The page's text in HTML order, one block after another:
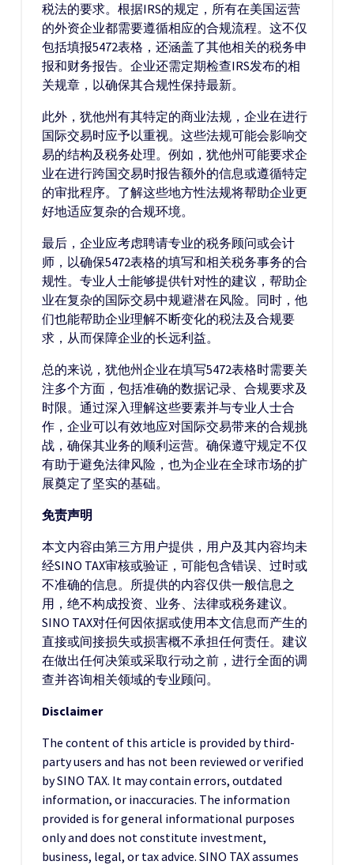
税法的要求。根据IRS的规定，所有在美国运营
的外资企业都需要遵循相应的合规流程。这不仅
包括填报5472表格，还涵盖了其他相关的税务申
报和财务报告。企业还需定期检查IRS发布的相
关规章，以确保其合规性保持最新。
此外，犹他州有其特定的商业法规，企业在进行
国际交易时应予以重视。这些法规可能会影响交
易的结构及税务处理。例如，犹他州可能要求企
业在进行跨国交易时报告额外的信息或遵循特定
的审批程序。了解这些地方性法规将帮助企业更
好地适应复杂的合规环境。
最后，企业应考虑聘请专业的税务顾问或会计
师，以确保5472表格的填写和相关税务事务的合
规性。专业人士能够提供针对性的建议，帮助企
业在复杂的国际交易中规避潜在风险。同时，他
们也能帮助企业理解不断变化的税法及合规要
求，从而保障企业的长远利益。
总的来说，犹他州企业在填写5472表格时需要关
注多个方面，包括准确的数据记录、合规要求及
时限。通过深入理解这些要素并与专业人士合
作，企业可以有效地应对国际交易带来的合规挑
战，确保其业务的顺利运营。确保遵守规定不仅
有助于避免法律风险，也为企业在全球市场的扩
展奠定了坚实的基础。
免责声明
本文内容由第三方用户提供，用户及其内容均未
经SINO TAX审核或验证，可能包含错误、过时或
不准确的信息。所提供的内容仅供一般信息之
用，绝不构成投资、业务、法律或税务建议。
SINO TAX对任何因依据或使用本文信息而产生的
直接或间接损失或损害概不承担任何责任。建议
在做出任何决策或采取行动之前，进行全面的调
查并咨询相关领域的专业顾问。
Disclaimer
The content of this article is provided by third-
party users and has not been reviewed or verified
by SINO TAX. It may contain errors, outdated
information, or inaccuracies. The information
provided is for general informational purposes
only and does not constitute investment,
business, legal, or tax advice. SINO TAX assumes